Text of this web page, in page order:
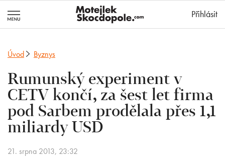
Přihlásit
Úvod Byznys
Rumunský experiment v
CETV končí, za šest let firma
pod Sarbem prodělala přes 1,1
miliardy USD
21. srpna 2013, 23:32